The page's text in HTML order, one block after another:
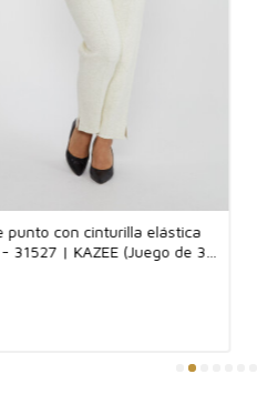
punto con cinturilla elástica
31527 | KAZEE (Juego de 3